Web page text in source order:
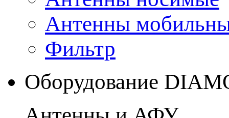
Антенны
Фильтр
Оборудование